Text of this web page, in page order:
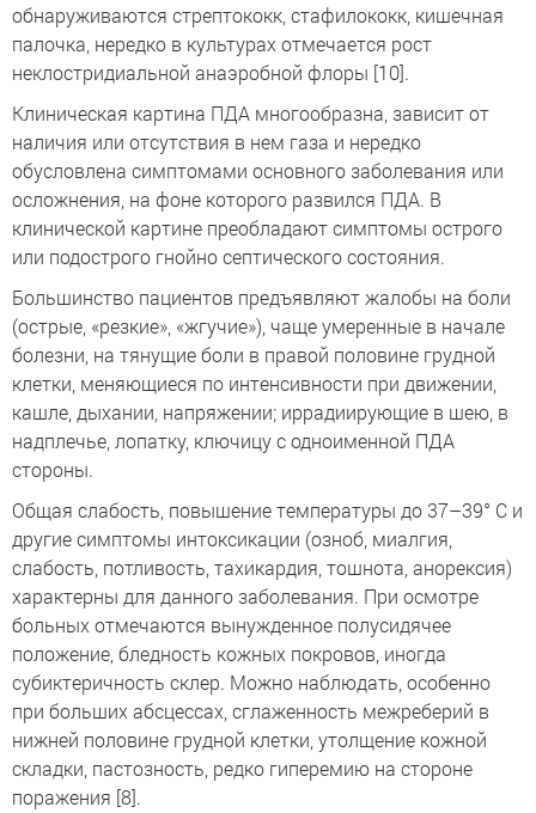
обнаруживаются стрептококк, стафилококк, кишечная
палочка, нередко в культурах отмечается рост
неклостридиальной анаэробной флоры [10].
Клиническая картина ПДА многообразна, зависит от
наличия или отсутствия в нем газа и нередко
обусловлена симптомами основного заболевания или
осложнения, на фоне которого развился ПДА. В
клинической картине преобладают симптомы острого
или подострого гнойно септического состояния.
Большинство пациентов предъявляют жалобы на боли
(острые, «резкие», «жгучие»), чаще умеренные в начале
болезни, на тянущие боли в правой половине грудной
клетки, меняющиеся по интенсивности при движении,
кашле, дыхании, напряжении; иррадиирующие в шею, в
надплечье, лопатку, ключицу с одноименной ПДА
стороны.
Общая слабость, повышение температуры до 37–39° C и
другие симптомы интоксикации (озноб, миалгия,
слабость, потливость, тахикардия, тошнота, анорексия)
характерны для данного заболевания. При осмотре
больных отмечаются вынужденное полусидячее
положение, бледность кожных покровов, иногда
субиктеричность склер. Можно наблюдать, особенно
при больших абсцессах, сглаженность межреберий в
нижней половине грудной клетки, утолщение кожной
складки, пастозность, редко гиперемию на стороне
поражения [8].